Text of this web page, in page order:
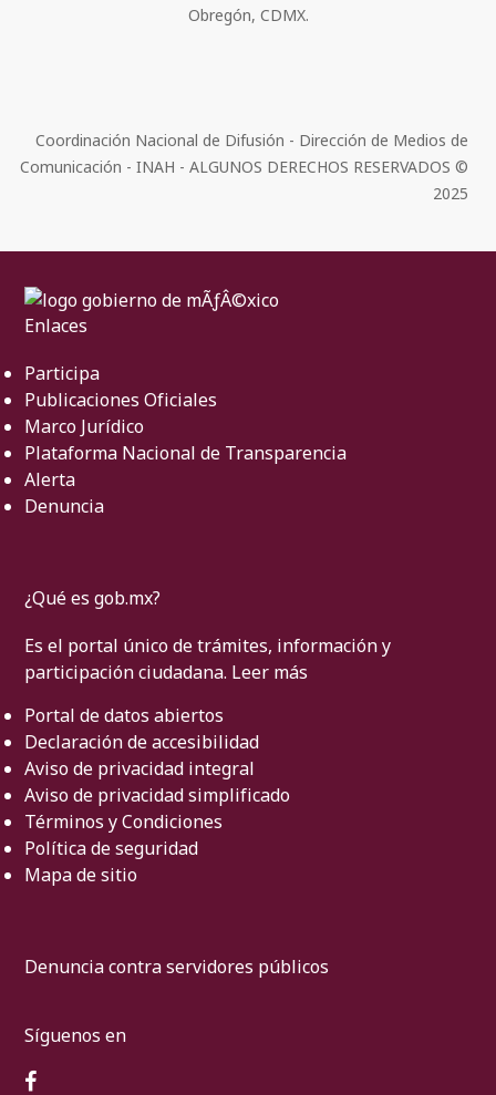
Obregón, CDMX.
Coordinación Nacional de Difusión - Dirección de Medios de
Comunicación - INAH - ALGUNOS DERECHOS RESERVADOS ©
2025
Enlaces
Participa
Publicaciones Oficiales
Marco Jurídico
Plataforma Nacional de Transparencia
Alerta
Denuncia
¿Qué es gob.mx?
Es el portal único de trámites, información y
participación ciudadana. Leer más
Portal de datos abiertos
Declaración de accesibilidad
Aviso de privacidad integral
Aviso de privacidad simplificado
Términos y Condiciones
Política de seguridad
Mapa de sitio
Denuncia contra servidores públicos
Síguenos en